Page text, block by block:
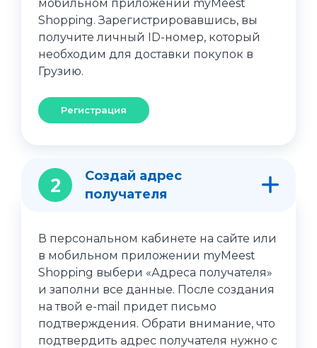
мобильном приложении myMeest
Shopping. Зарегистрировавшись, вы
получите личный ID-номер, который
необходим для доставки покупок в
Грузию.
Регистрация
2
Создай адрес
получателя
В персональном кабинете на сайте или
в мобильном приложении myMeest
Shopping выбери «Адреса получателя»
и заполни все данные. После создания
на твой e-mail придет письмо
подтверждения. Обрати внимание, что
подтвердить адрес получателя нужно с